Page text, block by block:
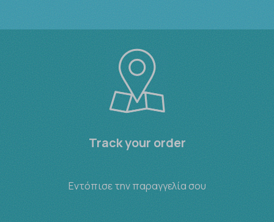
Track your order
Εντόπισε την παραγγελία σου